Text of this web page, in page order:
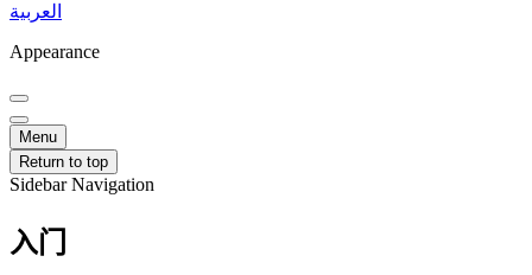
العربية
Appearance
Menu
Return to top
Sidebar Navigation
入门